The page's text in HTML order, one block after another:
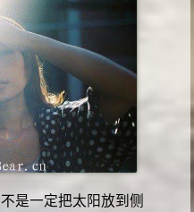
是一定把太阳放到侧